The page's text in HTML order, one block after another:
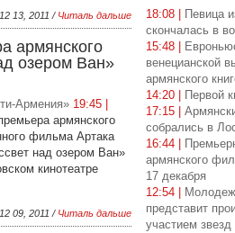
12 13, 2011 / Читаль дальше
армянского
озером Ван»
Армения» 19:45 |
армянского
фильма Артака
над озером Ван»
кинотеатре
12 09, 2011 / Читаль дальше
18:08 |
Певица
скончалась в
15:48 |
венецианской
армянского
14:20 |
Первой
17:15 |
собрались в
16:44 |
армянского
17 декабря
12:54 |
представит
участием